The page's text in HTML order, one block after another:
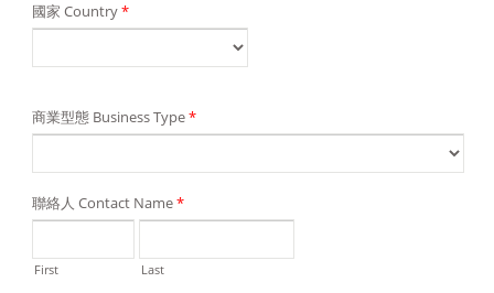
國家 Country*
商業型態 Business Type*
聯絡人 Contact Name*
First Last